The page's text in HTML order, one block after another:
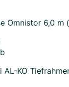
Omnistor 6,0 m
AL-KO